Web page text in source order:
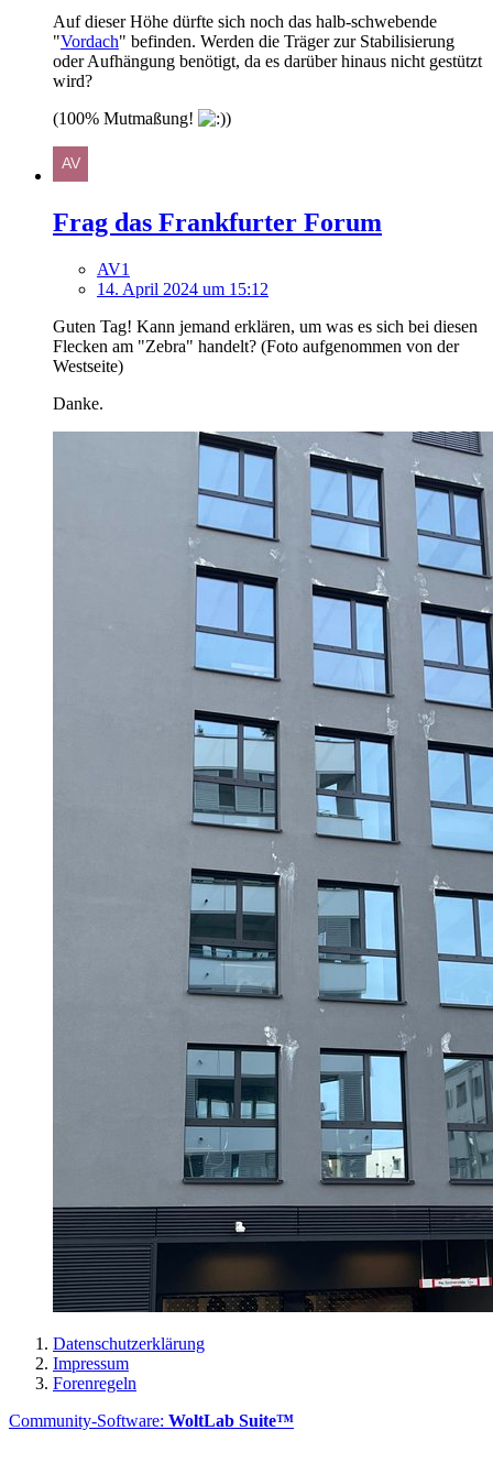
Auf dieser Höhe dürfte sich noch das halb-schwebende
"Vordach" befinden. Werden die Träger zur Stabilisierung
oder Aufhängung benötigt, da es darüber hinaus nicht gestützt
wird?
(100% Mutmaßung!
)
Frag das Frankfurter Forum
AV1
14. April 2024 um 15:12
Guten Tag! Kann jemand erklären, um was es sich bei diesen
Flecken am "Zebra" handelt? (Foto aufgenommen von der
Westseite)
Danke.
Datenschutzerklärung
Impressum
Forenregeln
Community-Software: WoltLab Suite™